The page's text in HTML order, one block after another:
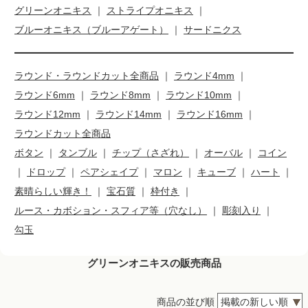
グリーンオニキス
｜ ストライプオニキス
｜
ブルーオニキス（ブルーアゲート）
｜ サードニクス
ラウンド・ラウンドカット全商品 ｜ ラウンド4mm ｜
ラウンド6mm ｜ ラウンド8mm ｜ ラウンド10mm ｜
ラウンド12mm ｜ ラウンド14mm ｜ ラウンド16mm ｜
ラウンドカット全商品
ボタン ｜ タンブル ｜ チップ（さざれ） ｜ オーバル ｜
コイン
｜
ドロップ｜ ペアシェイプ｜ マロン ｜ キューブ ｜ ハート
｜
素晴らしい輝き！
｜ 宝石質 ｜ 枠付き
｜
ルース・カボション・スフィア等（穴なし）
｜ 彫刻入り
｜
勾玉
グリーンオニキスの販売商品
商品の並び順